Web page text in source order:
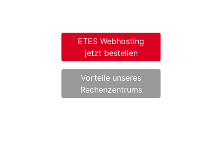
Vorteile unseres
Rechenzentrums
ETES Webhosting
jetzt bestellen